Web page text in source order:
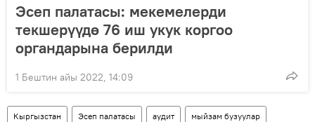
Эсеп палатасы: мекемелерди
текшерүүдө 76 иш укук коргоо
органдарына берилди
1 Бештин айы 2022, 14:09
Кыргызстан Эсеп палатасы аудит мыйзам бузуулар